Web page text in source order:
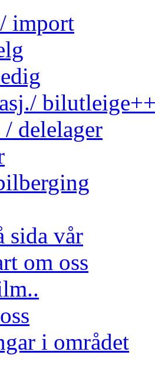
import
delelager
sida vår
om oss
i området